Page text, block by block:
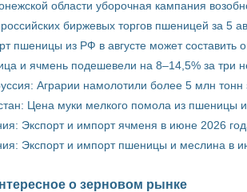
области уборочная кампания
биржевых торгов пшеницей за 5
пшеницы из РФ в августе может составить
и ячмень подешевели на 8–14,5% за три
Аграрии намолотили более 5 млн тонн
Цена муки мелкого помола из пшеницы
Экспорт и импорт ячменя в июне 2026
Экспорт и импорт пшеницы и меслина в
о зерновом рынке